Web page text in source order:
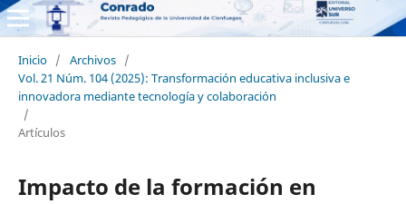
Inicio / Archivos /
Vol. 21 Núm. 104 (2025): Transformación educativa inclusiva e
innovadora mediante tecnología y colaboración
/
Artículos
Impacto de la formación en